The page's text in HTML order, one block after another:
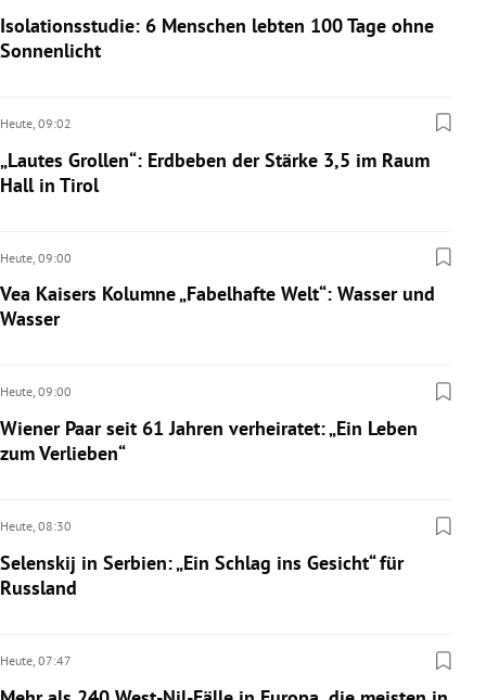
Isolationsstudie: 6 Menschen lebten 100 Tage ohne
Sonnenlicht
Heute, 09:02
„Lautes Grollen“: Erdbeben der Stärke 3,5 im Raum
Hall in Tirol
Heute, 09:00
Vea Kaisers Kolumne „Fabelhafte Welt“: Wasser und
Wasser
Heute, 09:00
Wiener Paar seit 61 Jahren verheiratet: „Ein Leben
zum Verlieben“
Heute, 08:30
Selenskij in Serbien: „Ein Schlag ins Gesicht“ für
Russland
Heute, 07:47